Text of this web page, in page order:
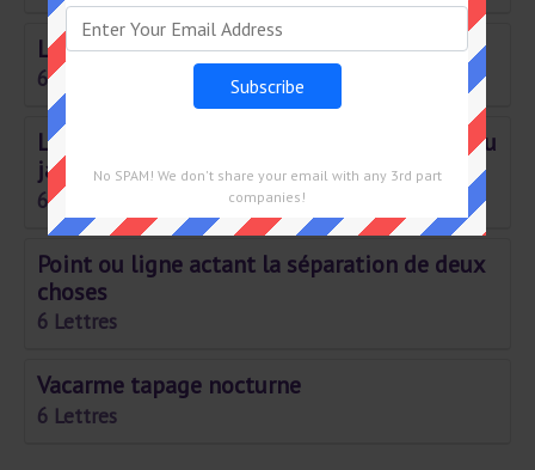
Le point le plus haut
6 Lettres
Légume amer cuisiné avec du fromage et du
jambon
6 Lettres
Point ou ligne actant la séparation de deux
choses
6 Lettres
Vacarme tapage nocturne
6 Lettres
No SPAM! We don't share your email with any 3rd part
companies!